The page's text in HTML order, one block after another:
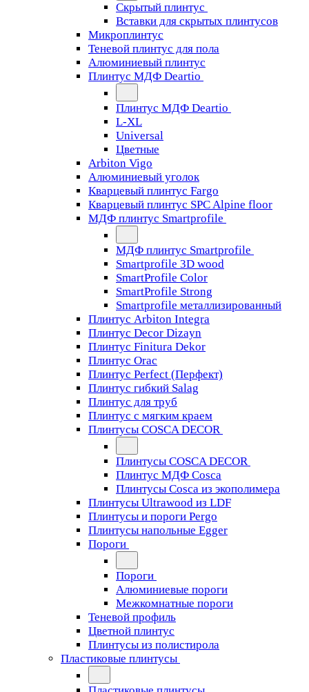
Скрытый плинтус
Вставки для скрытых плинтусов
Микроплинтус
Теневой плинтус для пола
Алюминиевый плинтус
Плинтус МДФ Deartio
Плинтус МДФ Deartio
L-XL
Universal
Цветные
Arbiton Vigo
Алюминиевый уголок
Кварцевый плинтус Fargo
Кварцевый плинтус SPC Alpine floor
МДФ плинтус Smartprofile
МДФ плинтус Smartprofile
Smartprofile 3D wood
SmartProfile Color
SmartProfile Strong
Smartprofile металлизированный
Плинтус Arbiton Integra
Плинтус Decor Dizayn
Плинтус Finitura Dekor
Плинтус Orac
Плинтус Perfect (Перфект)
Плинтус гибкий Salag
Плинтус для труб
Плинтус с мягким краем
Плинтусы COSCA DECOR
Плинтусы COSCA DECOR
Плинтус МДФ Cosca
Плинтусы Cosca из экополимера
Плинтусы Ultrawood из LDF
Плинтусы и пороги Pergo
Плинтусы напольные Egger
Пороги
Пороги
Алюминиевые пороги
Межкомнатные пороги
Теневой профиль
Цветной плинтус
Плинтусы из полистирола
Пластиковые плинтусы